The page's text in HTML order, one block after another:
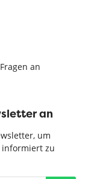
an
an
um
informiert zu